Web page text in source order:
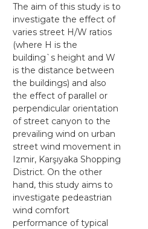
The aim of this study is to
investigate the effect of
varies street H/W ratios
(where H is the
building`s height and W
is the distance between
the buildings) and also
the effect of parallel or
perpendicular orientation
of street canyon to the
prevailing wind on urban
street wind movement in
Izmir, Karşıyaka Shopping
District. On the other
hand, this study aims to
investigate pedeastrian
wind comfort
performance of typical